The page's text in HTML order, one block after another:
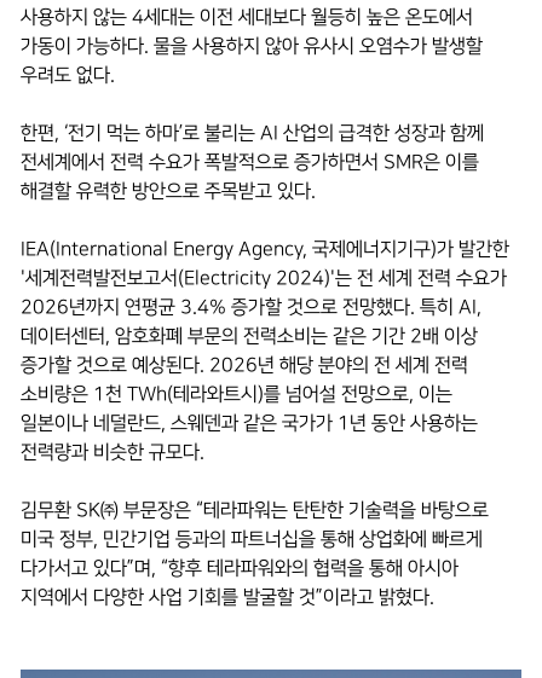
사용하지 않는 4세대는 이전 세대보다 월등히 높은 온도에서
가동이 가능하다. 물을 사용하지 않아 유사시 오염수가 발생할
우려도 없다.
한편, ‘전기 먹는 하마’로 불리는 AI 산업의 급격한 성장과 함께
전세계에서 전력 수요가 폭발적으로 증가하면서 SMR은 이를
해결할 유력한 방안으로 주목받고 있다.
IEA(International Energy Agency, 국제에너지기구)가 발간한
'세계전력발전보고서(Electricity 2024)'는 전 세계 전력 수요가
2026년까지 연평균 3.4% 증가할 것으로 전망했다. 특히 AI,
데이터센터, 암호화폐 부문의 전력소비는 같은 기간 2배 이상
증가할 것으로 예상된다. 2026년 해당 분야의 전 세계 전력
소비량은 1천 TWh(테라와트시)를 넘어설 전망으로, 이는
일본이나 네덜란드, 스웨덴과 같은 국가가 1년 동안 사용하는
전력량과 비슷한 규모다.
김무환 SK㈜ 부문장은 “테라파워는 탄탄한 기술력을 바탕으로
미국 정부, 민간기업 등과의 파트너십을 통해 상업화에 빠르게
다가서고 있다”며, “향후 테라파워와의 협력을 통해 아시아
지역에서 다양한 사업 기회를 발굴할 것”이라고 밝혔다.